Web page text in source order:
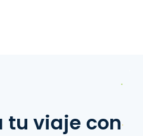
tu viaje con